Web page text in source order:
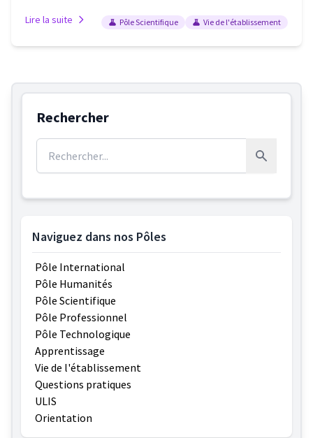
Lire la suite Pôle Scientifique Vie de l'établissement
Rechercher
Rechercher :
Rechercher
Naviguez dans nos Pôles
Pôle International
Pôle Humanités
Pôle Scientifique
Pôle Professionnel
Pôle Technologique
Apprentissage
Vie de l'établissement
Questions pratiques
ULIS
Orientation